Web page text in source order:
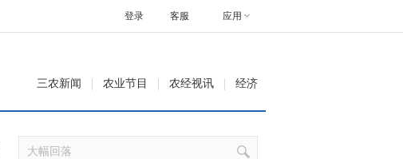
客服 应用
登录
三农新闻 农业节目 农经视讯 经济